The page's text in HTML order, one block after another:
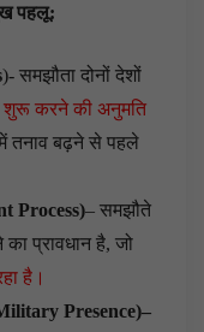
पहलू:
)- समझौता दोनों देशों
शुरू करने की अनुमति
में तनाव बढ़ने से पहले
Process)– समझौते
प्रावधान है, जो
है।
Presence)–